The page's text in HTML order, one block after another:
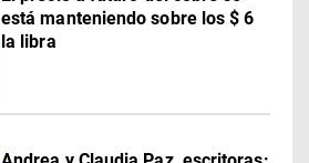
está manteniendo sobre los $ 6
la libra